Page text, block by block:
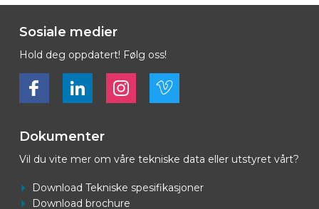
Sosiale medier
Hold deg oppdatert! Følg oss!
Bekijk ons op FacebookBekijk ons op LinkedInBekijk ons op LinkedInBekijk ons op Vimeo
Dokumenter
Vil du vite mer om våre tekniske data eller utstyret vårt?
Download Tekniske spesifikasjoner
Download brochure